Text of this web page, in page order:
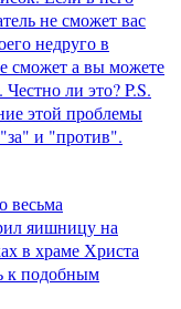
не сможет вас
недруго в
сможет а вы можете
ли это? P.S.
этой проблемы
и "против".
весьма
яишницу на
в храме Христа
к подобным